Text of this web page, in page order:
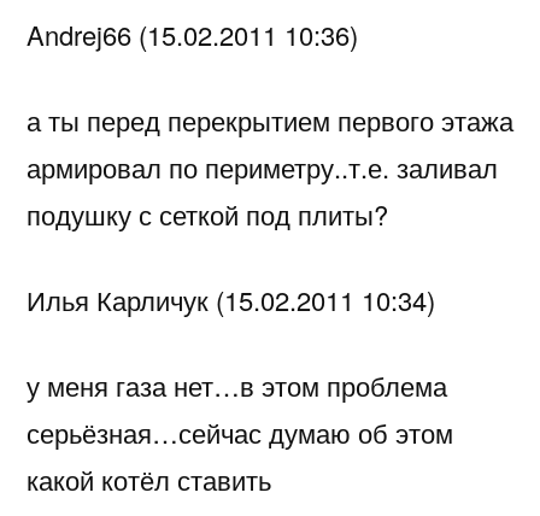
Andrej66 (15.02.2011 10:36)
а ты перед перекрытием первого этажа
армировал по периметру..т.е. заливал
подушку с сеткой под плиты?
Илья Карличук (15.02.2011 10:34)
у меня газа нет…в этом проблема
серьёзная…сейчас думаю об этом
какой котёл ставить